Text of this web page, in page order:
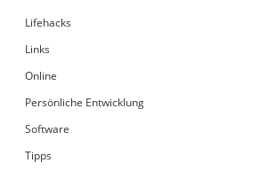
Lifehacks
Links
Online
Persönliche Entwicklung
Software
Tipps